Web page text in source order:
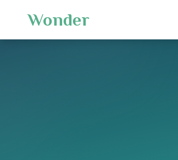
Wonder